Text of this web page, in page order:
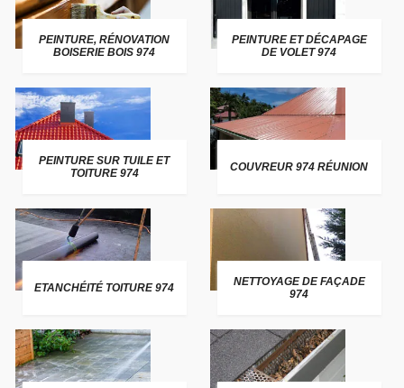
PEINTURE, RÉNOVATION
BOISERIE BOIS 974
PEINTURE ET DÉCAPAGE
DE VOLET 974
PEINTURE SUR TUILE ET
TOITURE 974
COUVREUR 974 RÉUNION
ETANCHÉITÉ TOITURE 974
NETTOYAGE DE FAÇADE
974